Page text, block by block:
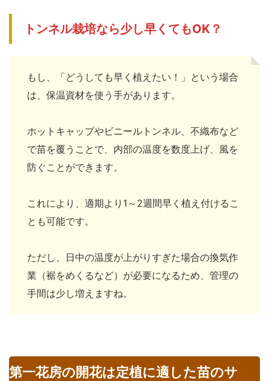
トンネル栽培なら少し早くてもOK？
もし、「どうしても早く植えたい！」という場合
は、保温資材を使う手があります。
ホットキャップやビニールトンネル、不織布など
で苗を覆うことで、内部の温度を数度上げ、風を
防ぐことができます。
これにより、適期より1～2週間早く植え付けるこ
とも可能です。
ただし、日中の温度が上がりすぎた場合の換気作
業（裾をめくるなど）が必要になるため、管理の
手間は少し増えますね。
第一花房の開花は定植に適した苗のサ